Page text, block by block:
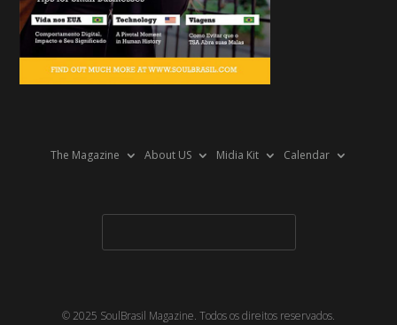
The Magazine About US Midia Kit Calendar
© 2025 SoulBrasil Magazine. Todos os direitos reservados.